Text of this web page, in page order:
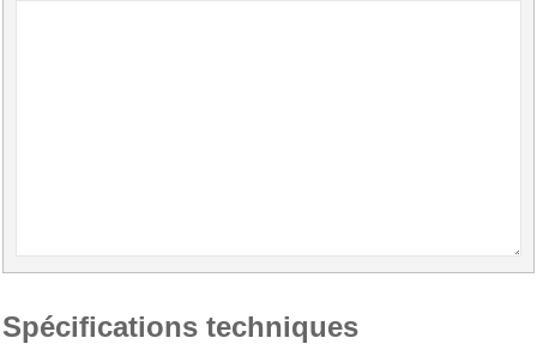
Spécifications techniques